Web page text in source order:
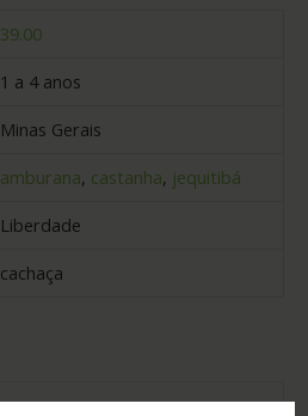
39.00
1 a 4 anos
Minas Gerais
amburana, castanha, jequitibá
Liberdade
cachaça